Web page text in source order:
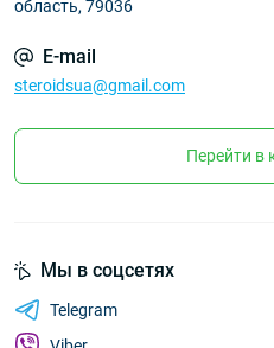
область, 79036
E-mail
steroidsua@gmail.com
Перейти в
Мы в соцсетях
Telegram